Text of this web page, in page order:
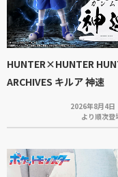
HUNTER×HUNTER
ARCHIVES キルア 神速
2026年8月4日
より順次登